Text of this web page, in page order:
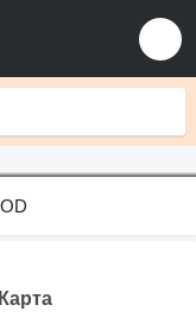
Карта